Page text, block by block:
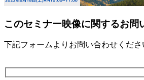
このセミナー映像に関するお問
下記フォームよりお問い合わせくださ